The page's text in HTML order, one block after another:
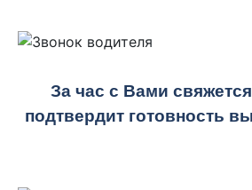
За час с Вами
подтвердит готовность